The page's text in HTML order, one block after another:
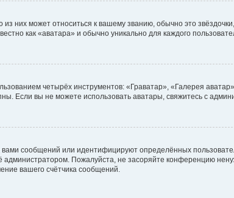
них может относиться к вашему званию, обычно это
как «аватара» и обычно уникально для каждого
четырёх инструментов: «Граватар», «Галерея
Если вы не можете использовать аватары, свяжитесь с
сообщений или идентифицируют определённых
Пожалуйста, не засоряйте конференцию
вашего счётчика сообщений.